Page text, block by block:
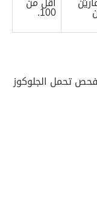
100.
تحمل الجلوكوز